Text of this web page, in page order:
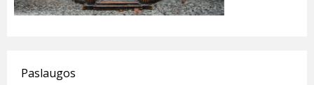
Paslaugos